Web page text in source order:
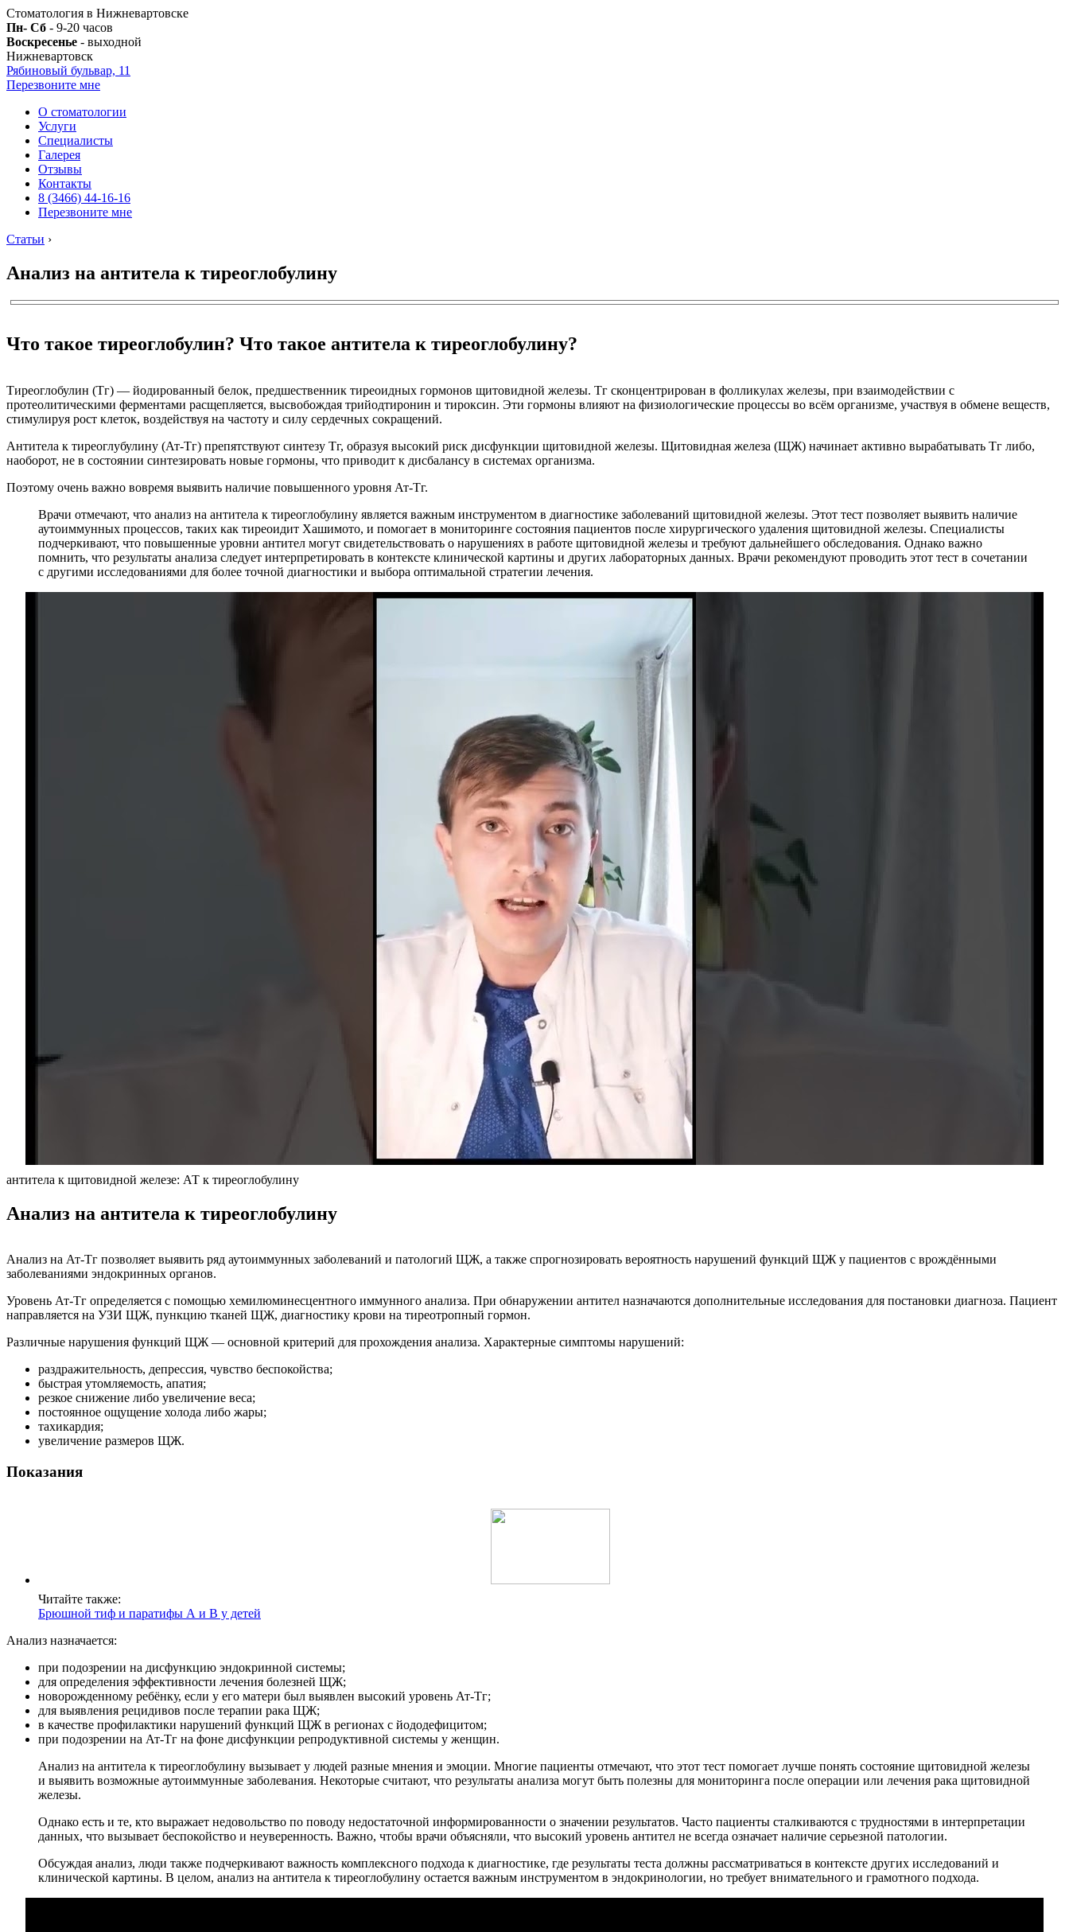
Стоматология в Нижневартовске
Пн- Сб - 9-20 часов
Воскресенье - выходной
Нижневартовск
Рябиновый бульвар, 11
Перезвоните мне
О стоматологии
Услуги
Специалисты
Галерея
Отзывы
Контакты
8 (3466) 44-16-16
Перезвоните мне
Статьи ›
Анализ на антитела к тиреоглобулину
Что такое тиреоглобулин? Что такое антитела к тиреоглобулину?
Тиреоглобулин (Тг) — йодированный белок, предшественник тиреоидных гормонов щитовидной железы. Тг сконцентрирован в фолликулах железы, при взаимодействии с
протеолитическими ферментами расщепляется, высвобождая трийодтиронин и тироксин. Эти гормоны влияют на физиологические процессы во всём организме, участвуя в обмене веществ,
стимулируя рост клеток, воздействуя на частоту и силу сердечных сокращений.
Антитела к тиреоглубулину (Ат-Тг) препятствуют синтезу Тг, образуя высокий риск дисфункции щитовидной железы. Щитовидная железа (ЩЖ) начинает активно вырабатывать Тг либо,
наоборот, не в состоянии синтезировать новые гормоны, что приводит к дисбалансу в системах организма.
Поэтому очень важно вовремя выявить наличие повышенного уровня Ат-Тг.
Врачи отмечают, что анализ на антитела к тиреоглобулину является важным инструментом в диагностике заболеваний щитовидной железы. Этот тест позволяет выявить наличие
аутоиммунных процессов, таких как тиреоидит Хашимото, и помогает в мониторинге состояния пациентов после хирургического удаления щитовидной железы. Специалисты
подчеркивают, что повышенные уровни антител могут свидетельствовать о нарушениях в работе щитовидной железы и требуют дальнейшего обследования. Однако важно
помнить, что результаты анализа следует интерпретировать в контексте клинической картины и других лабораторных данных. Врачи рекомендуют проводить этот тест в сочетании
с другими исследованиями для более точной диагностики и выбора оптимальной стратегии лечения.
антитела к щитовидной железе: АТ к тиреоглобулину
Анализ на антитела к тиреоглобулину
Анализ на Ат-Тг позволяет выявить ряд аутоиммунных заболеваний и патологий ЩЖ, а также спрогнозировать вероятность нарушений функций ЩЖ у пациентов с врождёнными
заболеваниями эндокринных органов.
Уровень Ат-Тг определяется с помощью хемилюминесцентного иммунного анализа. При обнаружении антител назначаются дополнительные исследования для постановки диагноза. Пациент
направляется на УЗИ ЩЖ, пункцию тканей ЩЖ, диагностику крови на тиреотропный гормон.
Различные нарушения функций ЩЖ — основной критерий для прохождения анализа. Характерные симптомы нарушений:
раздражительность, депрессия, чувство беспокойства;
быстрая утомляемость, апатия;
резкое снижение либо увеличение веса;
постоянное ощущение холода либо жары;
тахикардия;
увеличение размеров ЩЖ.
Показания
Читайте также:
Брюшной тиф и паратифы А и В у детей
Анализ назначается:
при подозрении на дисфункцию эндокринной системы;
для определения эффективности лечения болезней ЩЖ;
новорожденному ребёнку, если у его матери был выявлен высокий уровень Ат-Тг;
для выявления рецидивов после терапии рака ЩЖ;
в качестве профилактики нарушений функций ЩЖ в регионах с йододефицитом;
при подозрении на Ат-Тг на фоне дисфункции репродуктивной системы у женщин.
Анализ на антитела к тиреоглобулину вызывает у людей разные мнения и эмоции. Многие пациенты отмечают, что этот тест помогает лучше понять состояние щитовидной железы
и выявить возможные аутоиммунные заболевания. Некоторые считают, что результаты анализа могут быть полезны для мониторинга после операции или лечения рака щитовидной
железы.
Однако есть и те, кто выражает недовольство по поводу недостаточной информированности о значении результатов. Часто пациенты сталкиваются с трудностями в интерпретации
данных, что вызывает беспокойство и неуверенность. Важно, чтобы врачи объясняли, что высокий уровень антител не всегда означает наличие серьезной патологии.
Обсуждая анализ, люди также подчеркивают важность комплексного подхода к диагностике, где результаты теста должны рассматриваться в контексте других исследований и
клинической картины. В целом, анализ на антитела к тиреоглобулину остается важным инструментом в эндокринологии, но требует внимательного и грамотного подхода.